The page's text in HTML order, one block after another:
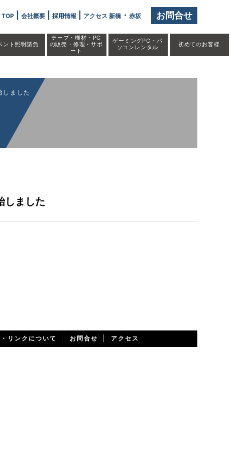
開始しました」" />
お問合せ
TOP| 会社概要| 採用情報 アクセス 新橋・ 赤坂
ント照明請負
テープ・機材・PC
の販売・修理・サポ
ート
ゲーミングPC・パ
ソコンレンタル
初めてのお客様
ました
ました
リンクについて お問合せ アクセス